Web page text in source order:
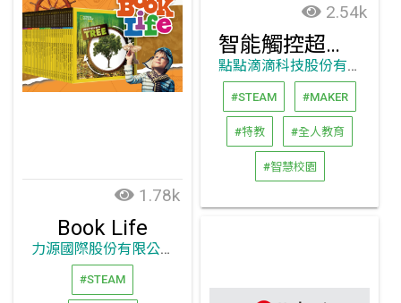
2.54k
智能觸控超短焦投影機
點點滴滴科技股份有限公司
#STEAM #MAKER
#特教 #全人教育
#智慧校園
1.78k
Book Life
力源國際股份有限公司
#STEAM